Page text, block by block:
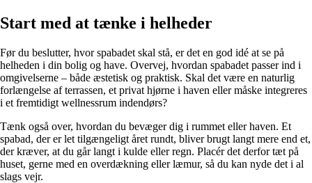
Start med at tænke i helheder
Før du beslutter, hvor spabadet skal stå, er det en god idé at se på
helheden i din bolig og have. Overvej, hvordan spabadet passer ind i
omgivelserne – både æstetisk og praktisk. Skal det være en naturlig
forlængelse af terrassen, et privat hjørne i haven eller måske integreres
i et fremtidigt wellnessrum indendørs?
Tænk også over, hvordan du bevæger dig i rummet eller haven. Et
spabad, der er let tilgængeligt året rundt, bliver brugt langt mere end et,
der kræver, at du går langt i kulde eller regn. Placér det derfor tæt på
huset, gerne med en overdækning eller læmur, så du kan nyde det i al
slags vejr.